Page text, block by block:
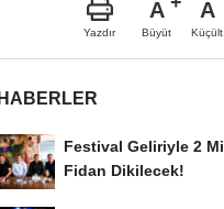
Yazdır
A
Büyüt
A
Küçült
Festival Geliriyle 2
Fidan Dikilecek!